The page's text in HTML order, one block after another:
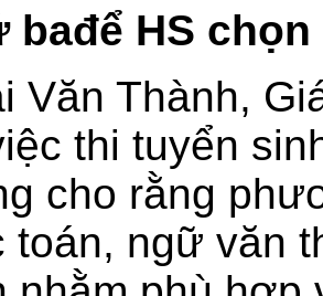
bađể HS chọn
Văn Thành,
thi tuyển
cho rằng
toán, ngữ văn